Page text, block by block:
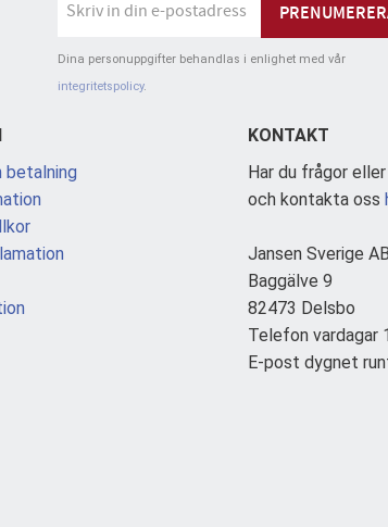
Dina personuppgifter behandlas i enlighet med vår
integritetspolicy.
betalning
KONTAKT
Har du frågor
och kontakta oss
Jansen Sverige AB
Baggälve 9
82473 Delsbo
Telefon vardagar
E-post dygnet